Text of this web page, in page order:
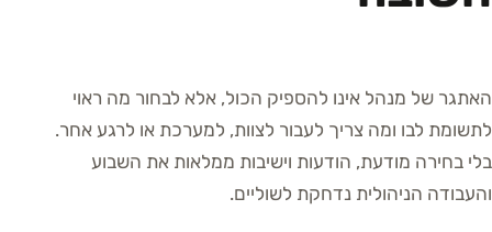
האתגר של מנהל אינו להספיק הכול, אלא לבחור מה ראוי
לתשומת לבו ומה צריך לעבור לצוות, למערכת או לרגע אחר.
בלי בחירה מודעת, הודעות וישיבות ממלאות את השבוע
והעבודה הניהולית נדחקת לשוליים.